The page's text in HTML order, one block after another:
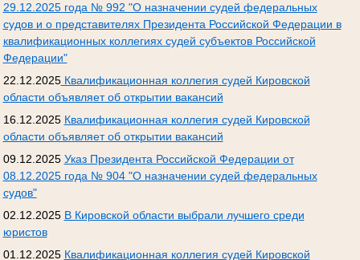
29.12.2025 года № 992 "О назначении судей федеральных
судов и о представителях Президента Российской Федерации в
квалификационных коллегиях судей субъектов Российской
Федерации"
22.12.2025Квалификационная коллегия судей Кировской
области объявляет об открытии вакансий
16.12.2025 Квалификационная коллегия судей Кировской
области объявляет об открытии вакансий
09.12.2025 Указ Президента Российской Федерации от
08.12.2025 года № 904 "О назначении судей федеральных
судов"
02.12.2025 В Кировской области выбрали лучшего среди
юристов
01.12.2025 Квалификационная коллегия судей Кировской